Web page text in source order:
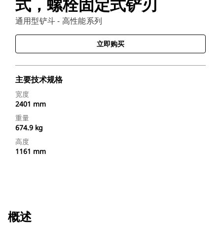
式，螺栓固定式铲刃
通用型铲斗 - 高性能系列
立即购买
主要技术规格
宽度
2401 mm
重量
674.9 kg
高度
1161 mm
概述